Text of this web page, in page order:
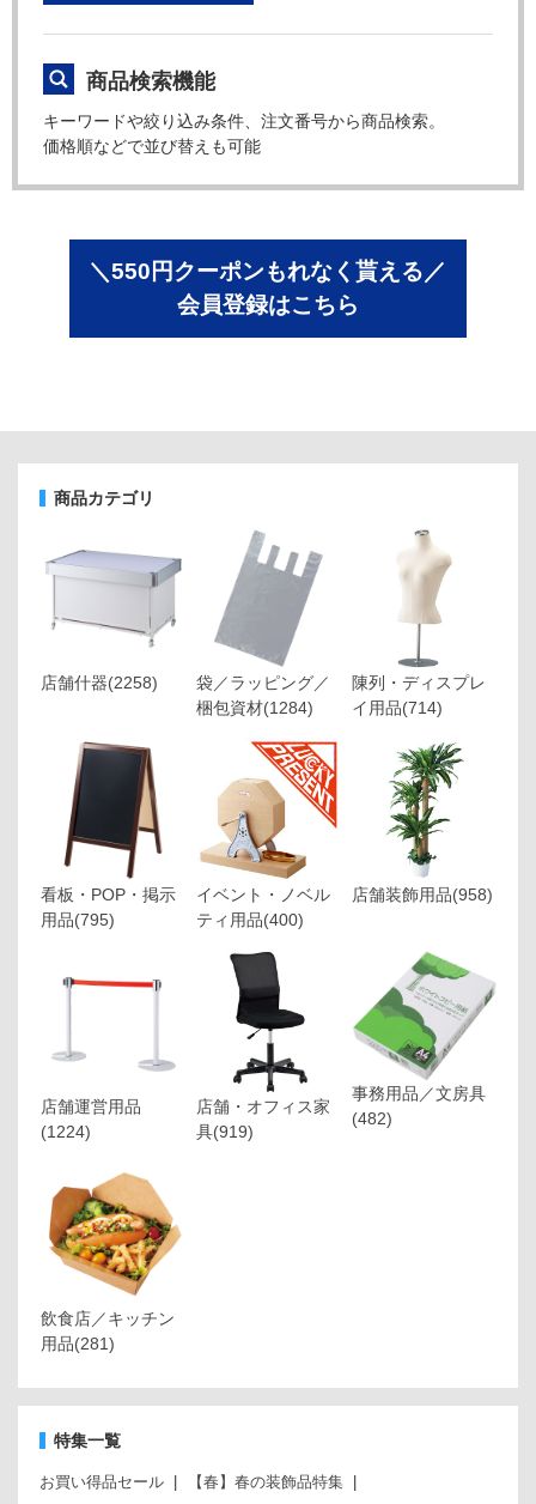
商品検索機能
キーワードや絞り込み条件、注文番号から商品検索。
価格順などで並び替えも可能
＼550円クーポンもれなく貰える／
会員登録はこちら
商品カテゴリ
店舗什器(2258)
袋／ラッピング／
梱包資材(1284)
陳列・ディスプレ
イ用品(714)
看板・POP・掲示
用品(795)
イベント・ノベル
ティ用品(400)
店舗装飾用品(958)
店舗運営用品
(1224)
店舗・オフィス家
具(919)
事務用品／文房具
(482)
飲食店／キッチン
用品(281)
特集一覧
お買い得品セール 【春】春の装飾品特集